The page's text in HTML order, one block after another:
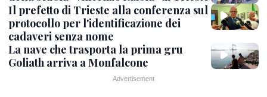
Il prefetto di Trieste alla conferenza sul
protocollo per l'identificazione dei
cadaveri senza nome
La nave che trasporta la prima gru
Goliath arriva a Monfalcone